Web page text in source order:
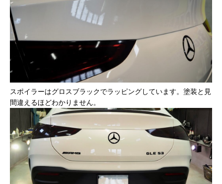
スポイラーはグロスブラックでラッピングしています。塗装と見
間違えるほどわかりません。